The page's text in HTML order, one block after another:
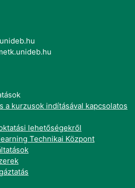
a kurzusok indításával kapcsolatos
lehetőségekről
Technikai Központ